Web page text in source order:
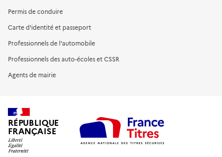
Permis de conduire
Carte d'identité et passeport
Professionnels de l'automobile
Professionnels des auto-écoles et CSSR
Agents de mairie
RÉPUBLIQUE
FRANÇAISE